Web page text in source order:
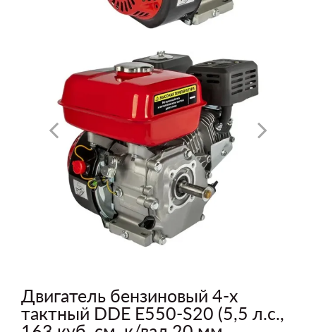
Двигатель бензиновый 4-х
тактный DDE E550-S20 (5,5 л.с.,